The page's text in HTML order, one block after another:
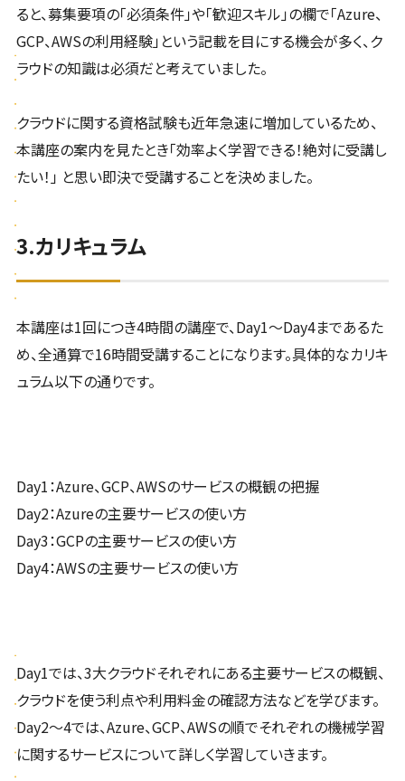
ると、募集要項の「必須条件」や「歓迎スキル」の欄で「Azure、
GCP、AWSの利用経験」という記載を目にする機会が多く、ク
ラウドの知識は必須だと考えていました。
クラウドに関する資格試験も近年急速に増加しているため、
本講座の案内を見たとき「効率よく学習できる！絶対に受講し
たい！」 と思い即決で受講することを決めました。
3.カリキュラム
本講座は1回につき4時間の講座で、Day1～Day4まであるた
め、全通算で16時間受講することになります。具体的なカリキ
ュラム以下の通りです。
Day1：Azure、GCP、AWSのサービスの概観の把握
Day2：Azureの主要サービスの使い方
Day3：GCPの主要サービスの使い方
Day4：AWSの主要サービスの使い方
Day1では、3大クラウドそれぞれにある主要サービスの概観、
クラウドを使う利点や利用料金の確認方法などを学びます。
Day2～4では、Azure、GCP、AWSの順でそれぞれの機械学習
に関するサービスについて詳しく学習していきます。